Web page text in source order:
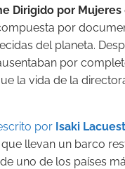
Dirigido por Mujeres
por
del planeta.
por
la vida de la
por Isaki
llevan un barco
uno de los países